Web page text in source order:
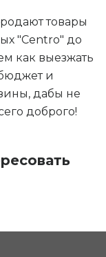
товары
"Centro" до
как выезжать
и
дабы не
доброго!